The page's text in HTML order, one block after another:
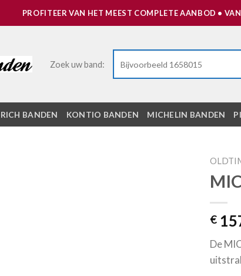
PROFITEER VAN HET MEEST COMPLETE AANBOD •
Zoek uw band:
BANDEN KONTIO BANDEN MICHELIN BANDEN
€
De